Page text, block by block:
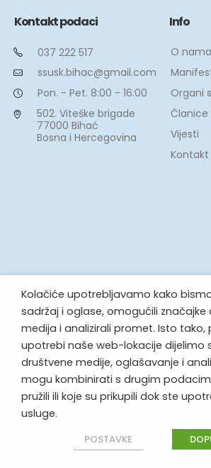
Kontakt podaci
037 222 517
ssusk.bihac@gmail.com
Pon. - Pet. 8:00 - 16:00
502. Viteške brigade
77000 Bihać
Bosna i Hercegovina
Info
O nama
Organi
Članice
Vijesti
Kontakt
© 2021 Sportski Savez USK-a | Made
Kolačiće upotrebljavamo kako
sadržaj i oglase, omogućili značajke
medija i analizirali promet. Isto tako,
upotrebi naše web-lokacije dijelimo
društvene medije, oglašavanje i
mogu kombinirati s drugim
pružili ili koje su prikupili dok ste
usluge.
POSTAVKE